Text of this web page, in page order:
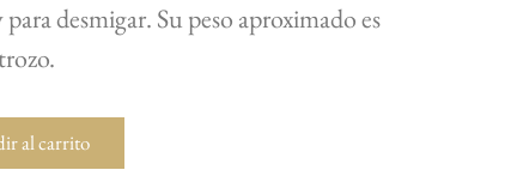
desmigar. Su peso aproximado es
al carrito